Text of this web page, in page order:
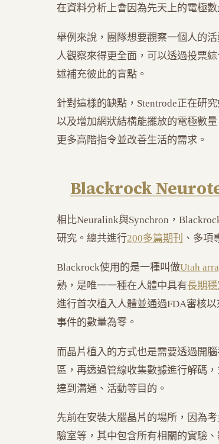
在資料分析上會因為先天上的電極
舉例來說，團隊想要觀察一個人的
人觀察來得更全面，可以透過投票
述補充彼此的盲點。
針對這樣的缺點，Stentrode正在研
以及增加網狀結構能擺放的電極數
更多高階指令並改善生活的需求。
Blackrock
相比Neuralink與Synchron，
研究。總共進行200多篇期刊 、多項
Blackrock使用的是一種叫做Utah
熟，是唯一一種在人體中具有長期
進行首次植入人體並通過FDA審核
事件的數量為零。
而晶片植入的方式也是需要透過開
區，再透過管線收集數據進行解碼
達到溝通、活動等目的。
先前在安裝大腦晶片的場所，因為
驗室等，其中包含所有相關的實驗